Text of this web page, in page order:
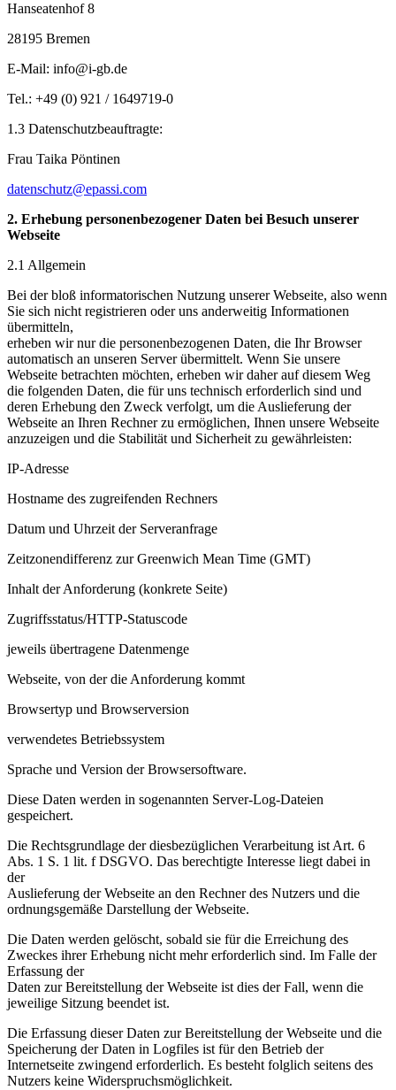
Hanseatenhof 8
28195 Bremen
E-Mail: info@i-gb.de
Tel.: +49 (0) 921 / 1649719-0
1.3 Datenschutzbeauftragte:
Frau Taika Pöntinen
datenschutz@epassi.com
2. Erhebung personenbezogener Daten bei Besuch unserer
Webseite
2.1 Allgemein
Bei der bloß informatorischen Nutzung unserer Webseite, also wenn
Sie sich nicht registrieren oder uns anderweitig Informationen
übermitteln,
erheben wir nur die personenbezogenen Daten, die Ihr Browser
automatisch an unseren Server übermittelt. Wenn Sie unsere
Webseite betrachten möchten, erheben wir daher auf diesem Weg
die folgenden Daten, die für uns technisch erforderlich sind und
deren Erhebung den Zweck verfolgt, um die Auslieferung der
Webseite an Ihren Rechner zu ermöglichen, Ihnen unsere Webseite
anzuzeigen und die Stabilität und Sicherheit zu gewährleisten:
IP-Adresse
Hostname des zugreifenden Rechners
Datum und Uhrzeit der Serveranfrage
Zeitzonendifferenz zur Greenwich Mean Time (GMT)
Inhalt der Anforderung (konkrete Seite)
Zugriffsstatus/HTTP-Statuscode
jeweils übertragene Datenmenge
Webseite, von der die Anforderung kommt
Browsertyp und Browserversion
verwendetes Betriebssystem
Sprache und Version der Browsersoftware.
Diese Daten werden in sogenannten Server-Log-Dateien
gespeichert.
Die Rechtsgrundlage der diesbezüglichen Verarbeitung ist Art. 6
Abs. 1 S. 1 lit. f DSGVO. Das berechtigte Interesse liegt dabei in
der
Auslieferung der Webseite an den Rechner des Nutzers und die
ordnungsgemäße Darstellung der Webseite.
Die Daten werden gelöscht, sobald sie für die Erreichung des
Zweckes ihrer Erhebung nicht mehr erforderlich sind. Im Falle der
Erfassung der
Daten zur Bereitstellung der Webseite ist dies der Fall, wenn die
jeweilige Sitzung beendet ist.
Die Erfassung dieser Daten zur Bereitstellung der Webseite und die
Speicherung der Daten in Logfiles ist für den Betrieb der
Internetseite zwingend erforderlich. Es besteht folglich seitens des
Nutzers keine Widerspruchsmöglichkeit.